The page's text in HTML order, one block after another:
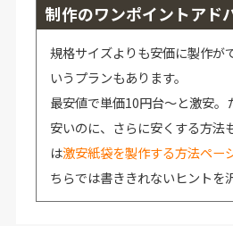
制作のワンポイントアド
規格サイズよりも安価に製作が
いうプランもあります。
最安値で単価10円台～と激安。
安いのに、さらに安くする方法
は激安紙袋を製作する方法ペー
ちらでは書ききれないヒントを